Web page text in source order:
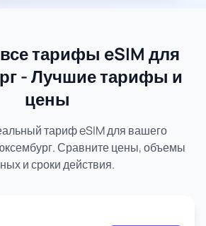
тарифы eSIM для
- Лучшие тарифы и
цены
тариф eSIM для вашего
Сравните цены, объемы
и сроки действия.